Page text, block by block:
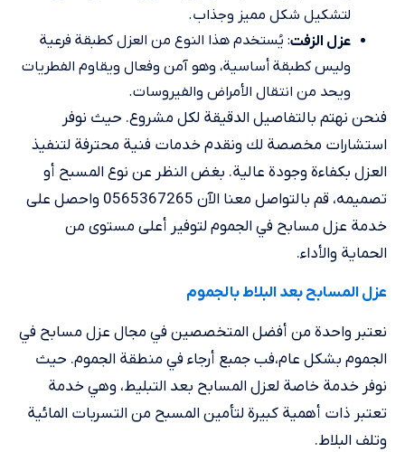
لتشكيل شكل مميز وجذاب.
عزل الزفت: يُستخدم هذا النوع من العزل كطبقة فرعية
وليس كطبقة أساسية، وهو آمن وفعال ويقاوم الفطريات
ويحد من انتقال الأمراض والفيروسات.
فنحن نهتم بالتفاصيل الدقيقة لكل مشروع. حيث نوفر
استشارات مخصصة لك ونقدم خدمات فنية محترفة لتنفيذ
العزل بكفاءة وجودة عالية. بغض النظر عن نوع المسبح أو
تصميمه، قم بالتواصل معنا الآن 0565367265 واحصل على
خدمة عزل مسابح في الجموم لتوفير أعلى مستوى من
الحماية والأداء.
عزل المسابح بعد البلاط بالجموم
نعتبر واحدة من أفضل المتخصصين في مجال عزل مسابح في
الجموم بشكل عام،فب جمبع أرجاء في منطقة الجموم. حيث
نوفر خدمة خاصة لعزل المسابح بعد التبليط، وهي خدمة
تعتبر ذات أهمية كبيرة لتأمين المسبح من التسربات المائية
وتلف البلاط.